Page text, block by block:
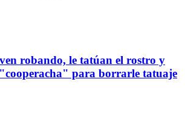
robando, le tatúan el rostro y
para borrarle tatuaje